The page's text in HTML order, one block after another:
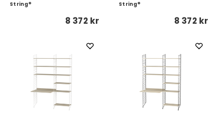
String®
8 372 kr
String®
8 372 kr